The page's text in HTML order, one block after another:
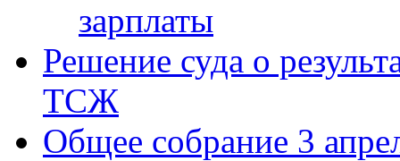
зарплаты
Решение суда о
ТСЖ
Общее собрание 3